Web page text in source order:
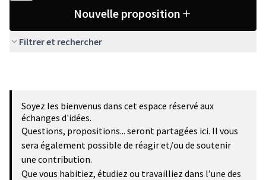
Nouvelle proposition
Filtrer et rechercher
Soyez les bienvenus dans cet espace réservé aux
échanges d'idées.
Questions, propositions... seront partagées ici. Il vous
sera également possible de réagir et/ou de soutenir
une contribution.
Que vous habitiez, étudiez ou travailliez dans l’une des